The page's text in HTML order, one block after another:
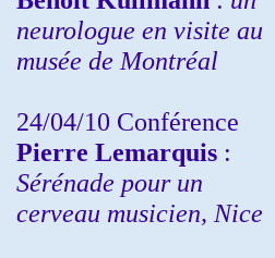
neurologue en visite au
musée de Montréal
24/04/10 Conférence
Pierre Lemarquis :
Sérénade pour un
cerveau musicien, Nice